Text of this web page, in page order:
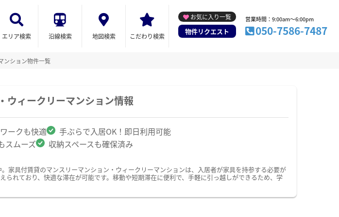
エリア検索 沿線検索 地図検索 こだわり検索
お気に入り一覧
物件リクエスト
営業時間：9:00am～6:00pm
050-7586-7487
ンション物件一覧
ウィークリーマンション情報
ークも快適
手ぶらで入居OK！即日利用可能
スムーズ 収納スペースも確保済み
家具付賃貸のマンスリーマンション・ウィークリーマンションは、入居者が家具を持参する必要が
れており、快適な滞在が可能です。移動や短期滞在に便利で、手軽に引っ越しができるため、学